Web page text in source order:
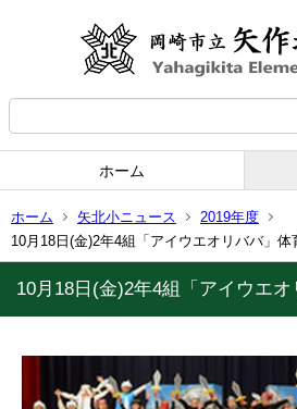
ホーム
ホーム 矢北小ニュース
2019年度
10月18日(金)2年4組「アイウエオリババ」体
10月18日(金)2年4組「アイウエ